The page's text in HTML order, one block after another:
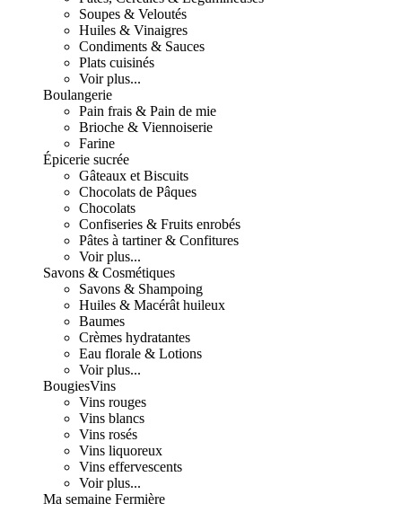
Soupes & Veloutés
Huiles & Vinaigres
Condiments & Sauces
Plats cuisinés
Voir plus...
Boulangerie
Pain frais & Pain de mie
Brioche & Viennoiserie
Farine
Épicerie sucrée
Gâteaux et Biscuits
Chocolats de Pâques
Chocolats
Confiseries & Fruits enrobés
Pâtes à tartiner & Confitures
Voir plus...
Savons & Cosmétiques
Savons & Shampoing
Huiles & Macérât huileux
Baumes
Crèmes hydratantes
Eau florale & Lotions
Voir plus...
BougiesVins
Vins rouges
Vins blancs
Vins rosés
Vins liquoreux
Vins effervescents
Voir plus...
Ma semaine Fermière